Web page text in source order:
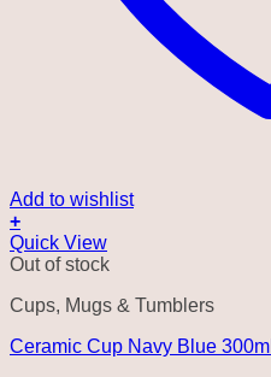
Add to wishlist
+
Quick View
Out of stock
Cups, Mugs & Tumblers
Ceramic Cup Navy Blue 300ml